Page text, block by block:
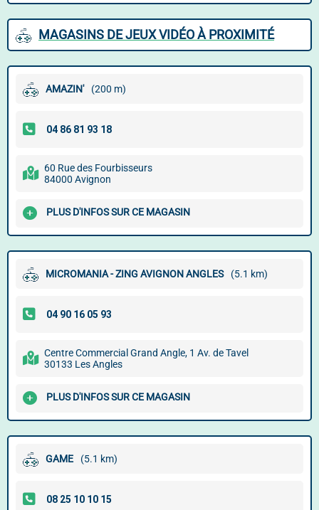
MAGASINS DE JEUX VIDÉO À PROXIMITÉ
AMAZIN' (200 m)
60 Rue des Fourbisseurs
84000 Avignon
PLUS D'INFOS SUR CE MAGASIN
MICROMANIA - ZING AVIGNON ANGLES (5.1 km)
Centre Commercial Grand Angle, 1 Av. de Tavel
30133 Les Angles
PLUS D'INFOS SUR CE MAGASIN
GAME (5.1 km)